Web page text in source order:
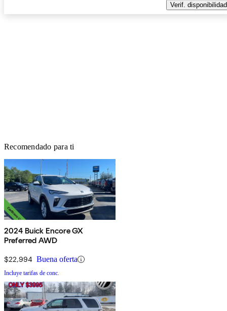
Verif. disponibilidad
Recomendado para ti
2024 Buick Encore GX
Preferred AWD
$22,994 Buena oferta
Incluye tarifas de conc.